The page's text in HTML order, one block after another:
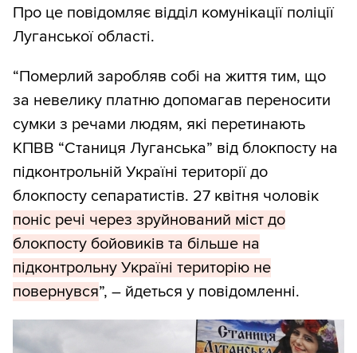
Про це повідомляє відділ комунікації поліції
Луганської області.
“Померлий заробляв собі на життя тим, що
за невелику платню допомагав переносити
сумки з речами людям, які перетинають
КПВВ “Станиця Луганська” від блокпосту на
підконтрольній Україні території до
блокпосту сепаратистів. 27 квітня чоловік
поніс речі через зруйнований міст до
блокпосту бойовиків та більше на
підконтрольну Україні територію не
повернувся”, – йдеться у повідомленні.